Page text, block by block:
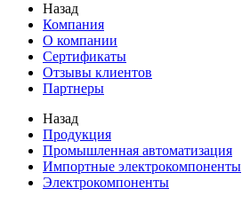
Назад
Компания
О компании
Сертификаты
Отзывы клиентов
Партнеры
Назад
Продукция
Промышленная автоматизация
Импортные электрокомпоненты
Электрокомпоненты